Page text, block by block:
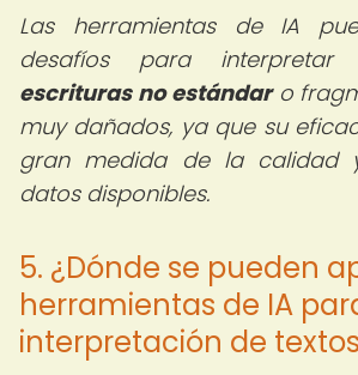
Las herramientas de IA
desafíos para interpretar
escrituras no estándaro
muy dañados, ya que su
gran medida de la calidad
datos disponibles.
5. ¿Dónde se pueden
herramientas de IA
interpretación de